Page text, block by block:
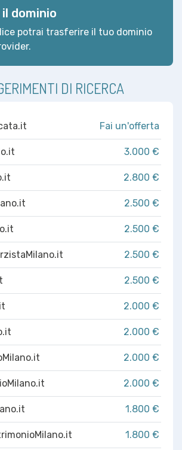
dominio
potrai trasferire il tuo dominio
DI RICERCA
Fai un'offerta
3.000 €
2.800 €
2.500 €
2.500 €
2.500 €
2.500 €
2.000 €
2.000 €
2.000 €
2.000 €
1.800 €
1.800 €